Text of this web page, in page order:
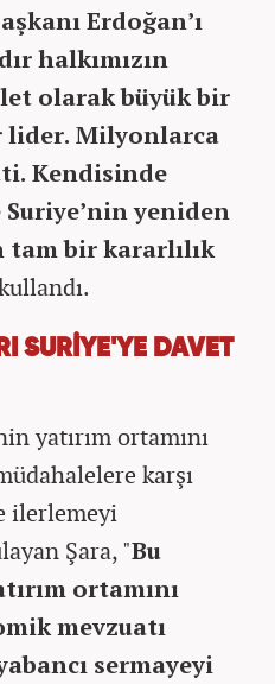
Erdoğan’ı
halkımızın
olarak büyük bir
lider. Milyonlarca
Kendisinde
yeniden
tam bir kararlılık
SURİYE'YE DAVET
yatırım ortamını
karşı
ilerlemeyi
Şara, "Bu
ortamını
mevzuatı
sermayeyi